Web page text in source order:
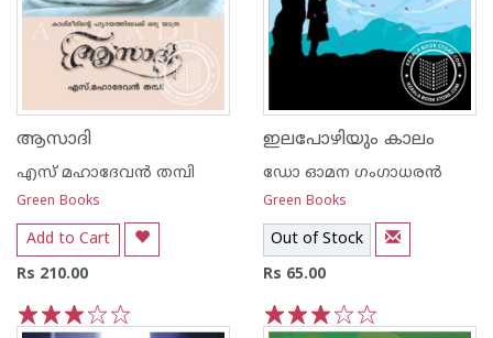
ആസാദി
എസ് മഹാദേവന്‍ തമ്പി
Green Books
Add to Cart
Rs 210.00
ഇലപോഴിയും കാലം
ഡോ ഓമന ഗംഗാധരന്‍
Green Books
Out of Stock
Rs 65.00